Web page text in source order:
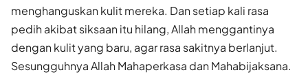
menghanguskan kulit mereka. Dan setiap kali rasa
pedih akibat siksaan itu hilang, Allah menggantinya
dengan kulit yang baru, agar rasa sakitnya berlanjut.
Sesungguhnya Allah Mahaperkasa dan Mahabijaksana.